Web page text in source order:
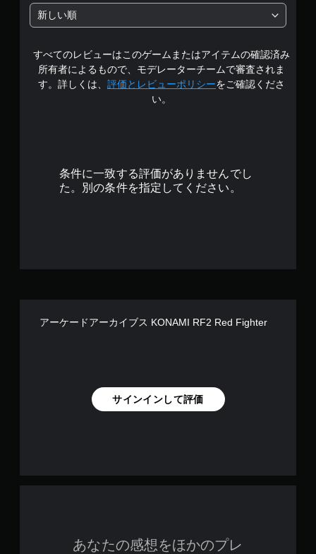
中
の
4
.
新しい順
すべてのレビューはこのゲームまたはアイテムの確認済み
所有者によるもので、モデレーターチームで審査されま
す。詳しくは、 評価とレビューポリシーをご確認くださ
い。
条件に一致する評価がありませんでし
た。別の条件を指定してください。
アーケードアーカイブス KONAMI RF2 Red Fighter
サインインして評価
あなたの感想をほかのプレ